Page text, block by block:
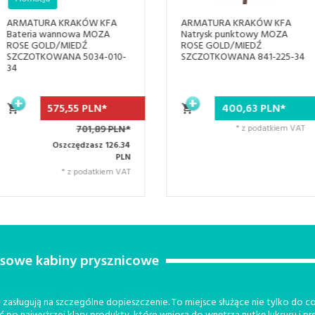
ARMATURA KRAKÓW KFA
Natrysk punktowy MOZA
ROSE GOLD/MIEDŹ
SZCZOTKOWANA 841-225-34
400,63PLN*
* z podatkiem VAT
ARMATURA KRAKÓW KFA
Bateria wannowa
wolnostojąca MOZA ROSE
GOLD/MIEDŹ
2673,32PLN*
3260,15 PLN*
kabiny prysznicowe
na szczególne dopieszczenie. To miejsce służące nie tylko do